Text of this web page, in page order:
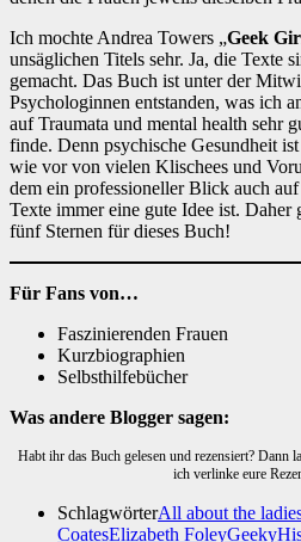
Ich mochte Andrea Towers „Geek
unsäglichen Titels sehr. Ja, die Texte
gemacht. Das Buch ist unter der
Psychologinnen entstanden, was ich
auf Traumata und mental health sehr
finde. Denn psychische Gesundheit
wie vor von vielen Klischees und
dem ein professioneller Blick auch
Texte immer eine gute Idee ist.
fünf Sternen für dieses Buch!
Für Fans von…
Faszinierenden Frauen
Kurzbiographien
Selbsthilfebücher
Was andere Blogger sagen:
Habt ihr das Buch gelesen und rezensiert? Dann
ich verlinke eure
SchlagwörterAll about the
CoatesElizabeth FoleyGeeky